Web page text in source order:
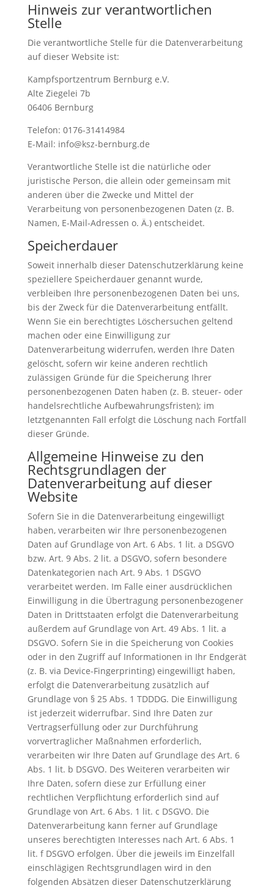
Hinweis zur verantwortlichen
Stelle
Die verantwortliche Stelle für die Datenverarbeitung
auf dieser Website ist:
Kampfsportzentrum Bernburg e.V.
Alte Ziegelei 7b
06406 Bernburg
Telefon: 0176-31414984
E-Mail: info@ksz-bernburg.de
Verantwortliche Stelle ist die natürliche oder
juristische Person, die allein oder gemeinsam mit
anderen über die Zwecke und Mittel der
Verarbeitung von personenbezogenen Daten (z. B.
Namen, E-Mail-Adressen o. Ä.) entscheidet.
Speicherdauer
Soweit innerhalb dieser Datenschutzerklärung keine
speziellere Speicherdauer genannt wurde,
verbleiben Ihre personenbezogenen Daten bei uns,
bis der Zweck für die Datenverarbeitung entfällt.
Wenn Sie ein berechtigtes Löschersuchen geltend
machen oder eine Einwilligung zur
Datenverarbeitung widerrufen, werden Ihre Daten
gelöscht, sofern wir keine anderen rechtlich
zulässigen Gründe für die Speicherung Ihrer
personenbezogenen Daten haben (z. B. steuer- oder
handelsrechtliche Aufbewahrungsfristen); im
letztgenannten Fall erfolgt die Löschung nach Fortfall
dieser Gründe.
Allgemeine Hinweise zu den
Rechtsgrundlagen der
Datenverarbeitung auf dieser
Website
Sofern Sie in die Datenverarbeitung eingewilligt
haben, verarbeiten wir Ihre personenbezogenen
Daten auf Grundlage von Art. 6 Abs. 1 lit. a DSGVO
bzw. Art. 9 Abs. 2 lit. a DSGVO, sofern besondere
Datenkategorien nach Art. 9 Abs. 1 DSGVO
verarbeitet werden. Im Falle einer ausdrücklichen
Einwilligung in die Übertragung personenbezogener
Daten in Drittstaaten erfolgt die Datenverarbeitung
außerdem auf Grundlage von Art. 49 Abs. 1 lit. a
DSGVO. Sofern Sie in die Speicherung von Cookies
oder in den Zugriff auf Informationen in Ihr Endgerät
(z. B. via Device-Fingerprinting) eingewilligt haben,
erfolgt die Datenverarbeitung zusätzlich auf
Grundlage von § 25 Abs. 1 TDDDG. Die Einwilligung
ist jederzeit widerrufbar. Sind Ihre Daten zur
Vertragserfüllung oder zur Durchführung
vorvertraglicher Maßnahmen erforderlich,
verarbeiten wir Ihre Daten auf Grundlage des Art. 6
Abs. 1 lit. b DSGVO. Des Weiteren verarbeiten wir
Ihre Daten, sofern diese zur Erfüllung einer
rechtlichen Verpflichtung erforderlich sind auf
Grundlage von Art. 6 Abs. 1 lit. c DSGVO. Die
Datenverarbeitung kann ferner auf Grundlage
unseres berechtigten Interesses nach Art. 6 Abs. 1
lit. f DSGVO erfolgen. Über die jeweils im Einzelfall
einschlägigen Rechtsgrundlagen wird in den
folgenden Absätzen dieser Datenschutzerklärung